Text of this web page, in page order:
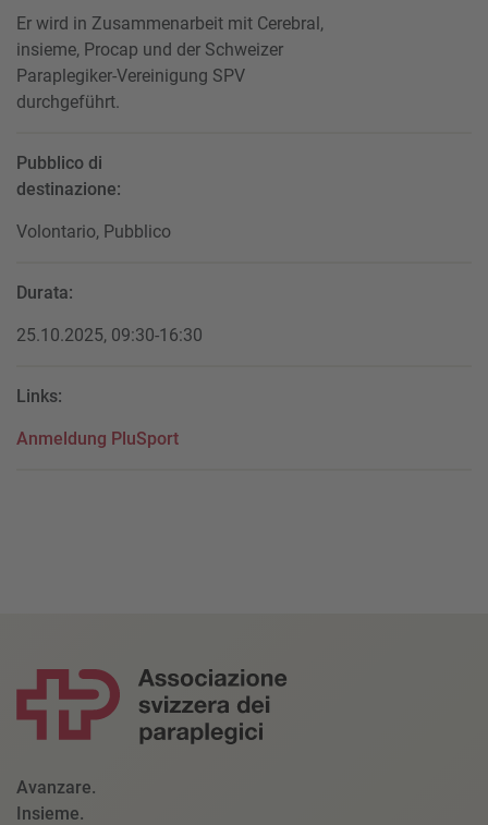
Er wird in Zusammenarbeit mit Cerebral,
insieme, Procap und der Schweizer
Paraplegiker-Vereinigung SPV
durchgeführt.
Pubblico di
destinazione:
Volontario, Pubblico
Durata:
25.10.2025, 09:30-16:30
Links:
Anmeldung PluSport
Avanzare.
Insieme.